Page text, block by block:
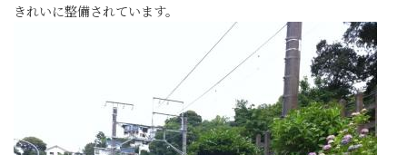
きれいに整備されています。